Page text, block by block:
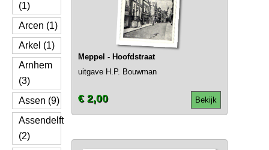
(1)
Arcen (1)
Arkel (1)
Arnhem
(3)
Assen (9)
Assendelft
(2)
Meppel - Hoofdstraat
uitgave H.P. Bouwman
Bekijk
€ 2,00